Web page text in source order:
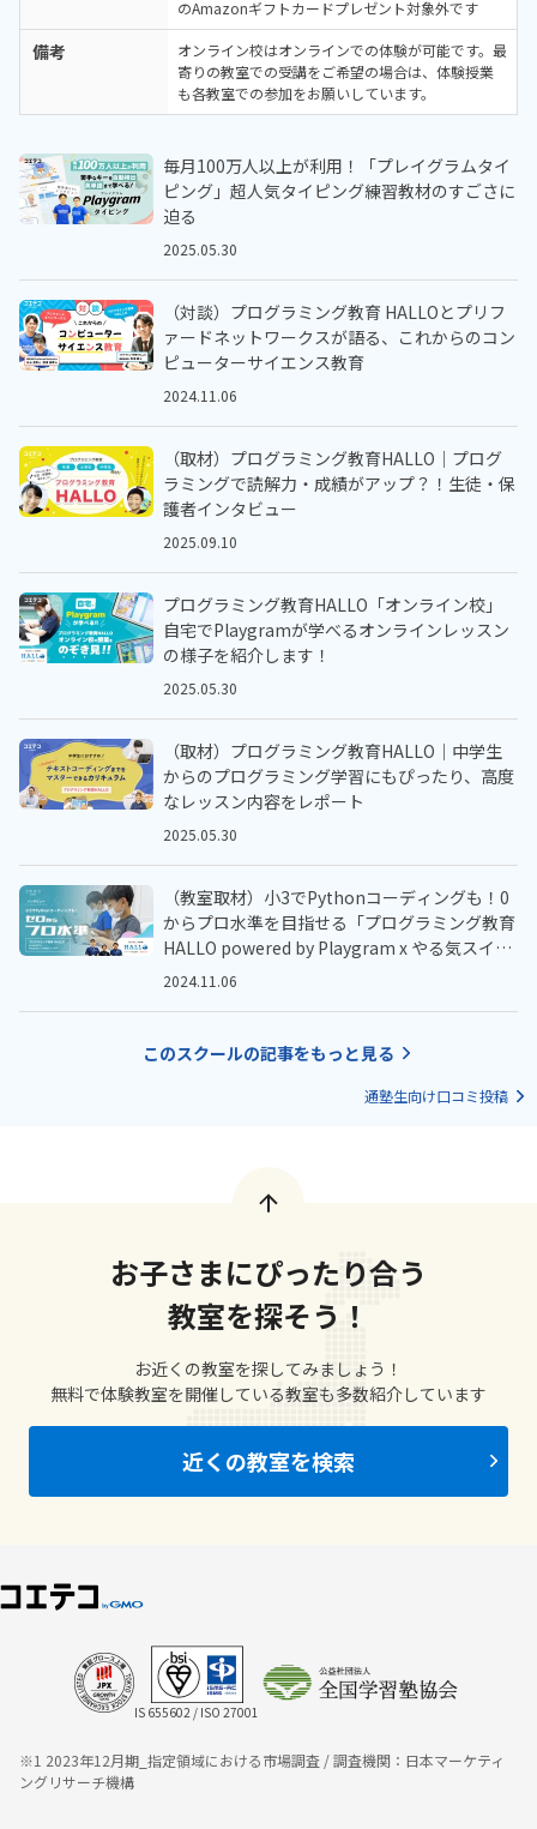
のAmazonギフトカードプレゼント対象外です
備考
オンライン校はオンラインでの体験が可能です。最
寄りの教室での受講をご希望の場合は、体験授業
も各教室での参加をお願いしています。
毎月100万人以上が利用！「プレイグラムタイ
ピング」超人気タイピング練習教材のすごさに
迫る
2025.05.30
（対談）プログラミング教育 HALLOとプリフ
ァードネットワークスが語る、これからのコン
ピューターサイエンス教育
2024.11.06
（取材）プログラミング教育HALLO｜プログ
ラミングで読解力・成績がアップ？！生徒・保
護者インタビュー
2025.09.10
プログラミング教育HALLO「オンライン校」
自宅でPlaygramが学べるオンラインレッスン
の様子を紹介します！
2025.05.30
（取材）プログラミング教育HALLO｜中学生
からのプログラミング学習にもぴったり、高度
なレッスン内容をレポート
2025.05.30
（教室取材）小3でPythonコーディングも！0
からプロ水準を目指せる「プログラミング教育
HALLO powered by Playgram x やる気スイッ
チ™️」
2024.11.06
このスクールの記事をもっと見る
通塾生向け口コミ投稿
お子さまにぴったり合う
教室を探そう！
お近くの教室を探してみましょう！
無料で体験教室を開催している教室も多数紹介しています
近くの教室を検索
IS 655602 / ISO 27001
※1 2023年12月期_指定領域における市場調査 / 調査機関：日本マーケティ
ングリサーチ機構